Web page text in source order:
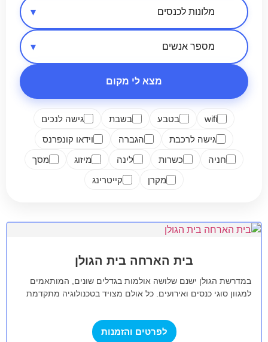
אזור בארץ
סיווג מקום
מספר אנשים
מצא לי מקום
wifi בטבע בשבת
גישה לנכים
גישה לרכבת
הגברה
וידאו קונפרנס
חניה
כשרות לינה מיזוג
מסך
מקרן
קייטרינג
בית הארחה בית הגולן
במדרשת הגולן ישנם שלושה אולמות בגדלים שונים, המותאמים
למגוון סוגי כנסים ואירועים. כל אולם מצויד בטכנולוגיה מתקדמת
לפרטים והזמנות